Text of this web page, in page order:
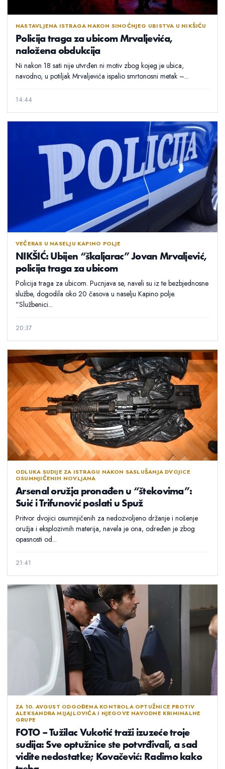
NASTAVLJENA ISTRAGA NAKON SINOĆNJEG UBISTVA U NIKŠIĆU
Policija traga za ubicom Mrvaljevića,
naložena obdukcija
Ni nakon 18 sati nije utvrđen ni motiv zbog kojeg je ubica,
navodno, u potiljak Mrvaljevića ispalio smrtonosni metak –...
14:44
VEČERAS U NASELJU KAPINO POLJE
NIKŠIĆ: Ubijen “škaljarac” Jovan Mrvaljević,
policija traga za ubicom
Policija traga za ubicom. Pucnjava se, naveli su iz te bezbjednosne
službe, dogodila oko 20 časova u naselju Kapino polje.
"Službenici...
20:37
ODLUKA SUDIJE ZA ISTRAGU NAKON SASLUŠANJA DVOJICE
OSUMNJIČENIH NOVLJANA
Arsenal oružja pronađen u “štekovima”:
Suić i Trifunović poslati u Spuž
Pritvor dvojici osumnjičenih za nedozvoljeno držanje i nošenje
oružja i eksplozivnih materija, navela je ona, određen je zbog
opasnosti od...
21:41
ZA 10. AVGUST ODGOĐENA KONTROLA OPTUŽNICE PROTIV
ALEKSANDRA MIJAJLOVIĆA I NJEGOVE NAVODNE KRIMINALNE
GRUPE
FOTO – Tužilac Vukotić traži izuzeće troje
sudija: Sve optužnice ste potvrđivali, a sad
vidite nedostatke; Kovačević: Radimo kako